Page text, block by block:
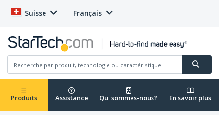
Suisse Français
Produits Assistance Qui sommes-nous? En savoir plus